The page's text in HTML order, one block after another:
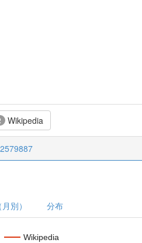
Wikipedia
別） 分布
Wikipedia